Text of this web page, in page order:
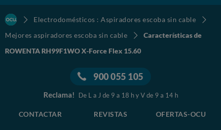
Electrodomésticos : Aspiradores escoba sin cable
Mejores aspiradores escoba sin cable
Características de
ROWENTA RH99F1WO X-Force Flex 15.60
900 055 105
Reclama! De L a J de 9 a 18 h y V de 9 a 14 h
CONTACTAR REVISTAS OFERTAS-OCU